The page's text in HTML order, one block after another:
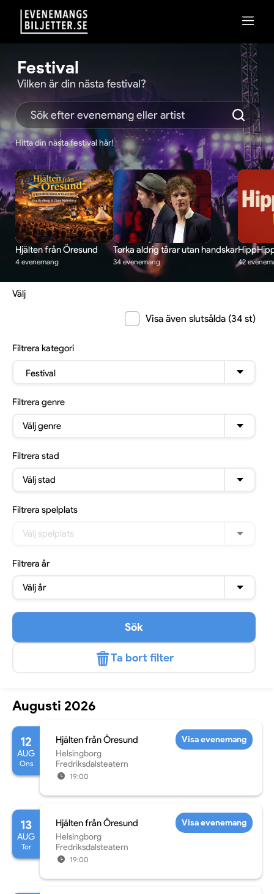
Festival
Vilken är din nästa festival?
Hitta din nästa festival här!
Hjälten från Öresund
4 evenemang
Torka aldrig tårar utan handskar
34 evenemang 42
Välj
Visa även slutsålda (34 st)
Filtrera kategori
Festival
Filtrera genre
Välj genre
Filtrera stad
Välj stad
Filtrera spelplats
Välj spelplats
Filtrera år
Välj år
Sök
Ta bort filter
Augusti 2026
12
AUG
Ons
Hjälten från Öresund
Helsingborg
Fredriksdalsteatern
19:00
Visa evenemang
13
AUG
Tor
Hjälten från Öresund
Helsingborg
Fredriksdalsteatern
19:00
Visa evenemang